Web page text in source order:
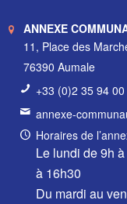
ANNEXE
11, Place des
76390 Aumale
+33 (0)2 35 94 00
annexe-
Horaires de
Le lundi de 9h
à 16h30
Du mardi au